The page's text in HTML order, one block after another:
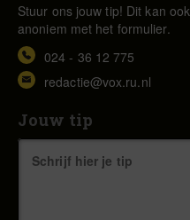
Stuur ons jouw tip! Dit kan ook
anoniem met het formulier.
024 - 36 12 775
redactie@vox.ru.nl
Jouw tip